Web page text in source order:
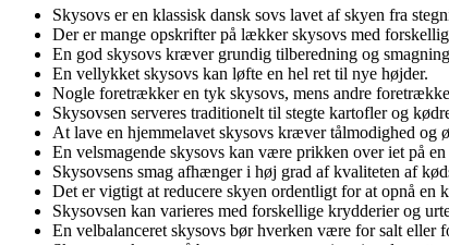
Skysovs er en klassisk dansk sovs lavet af skyen fra
Der er mange opskrifter på lækker skysovs med
En god skysovs kræver grundig tilberedning og
En vellykket skysovs kan løfte en hel ret til nye højder.
Nogle foretrækker en tyk skysovs, mens andre
Skysovsen serveres traditionelt til stegte kartofler og
At lave en hjemmelavet skysovs kræver tålmodighed og
En velsmagende skysovs kan være prikken over iet på en
Skysovsens smag afhænger i høj grad af kvaliteten af
Det er vigtigt at reducere skyen ordentligt for at opnå en
Skysovsen kan varieres med forskellige krydderier og
En velbalanceret skysovs bør hverken være for salt eller